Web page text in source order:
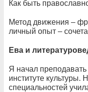
Как быть
Метод движения –
личный опыт –
Ева и
Я начал преподавать
институте культуры.
специальностей